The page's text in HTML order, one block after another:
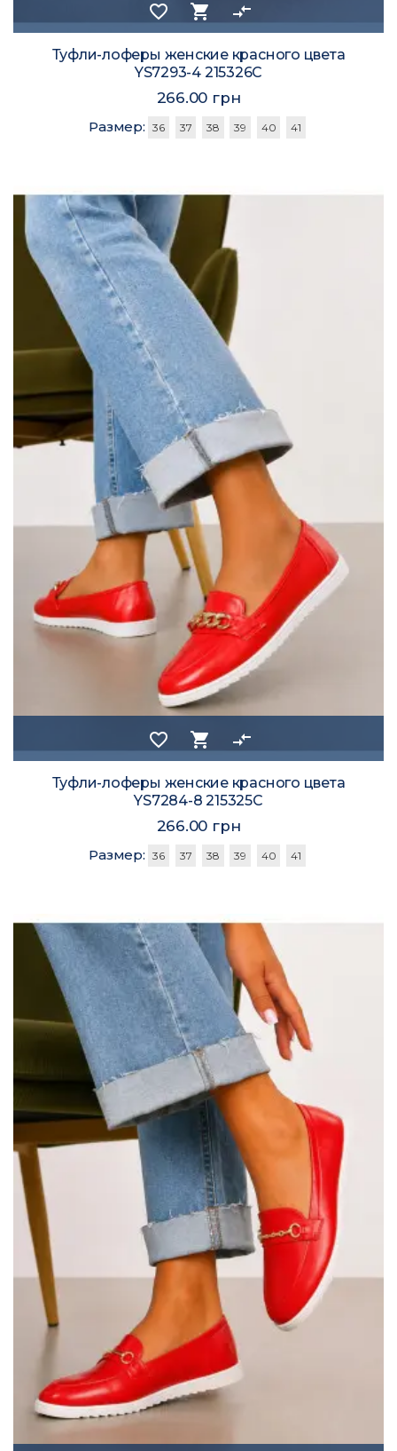
favorite_border shopping_cart compare_arrows
Туфли-лоферы женские красного цвета
YS7293-4 215326C
266.00 грн
Размер: 36 37 38 39 40 41
favorite_border shopping_cart compare_arrows
Туфли-лоферы женские красного цвета
YS7284-8 215325C
266.00 грн
Размер: 36 37 38 39 40 41